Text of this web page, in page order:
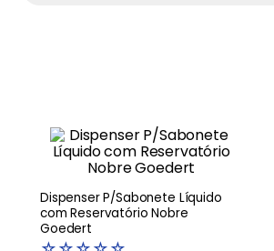
Dispenser P/Sabonete Líquido
com Reservatório Nobre
Goedert